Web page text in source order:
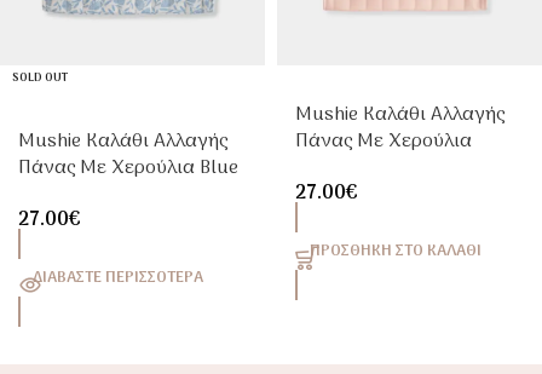
SOLD OUT
Mushie Καλάθι Αλλαγής
Πάνας Με Χερούλια Blue
27.00€
ΔΙΑΒΆΣΤΕ ΠΕΡΙΣΣΌΤΕΡΑ
Mushie Καλάθι Αλλαγής
Πάνας Με Χερούλια
27.00€
ΠΡΟΣΘΉΚΗ ΣΤΟ ΚΑΛΆΘΙ